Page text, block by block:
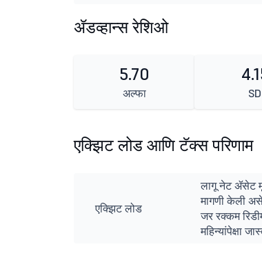
ॲडव्हान्स रेशिओ
5.70
अल्फा SD
एक्झिट लोड आणि टॅक्स परिणाम
एक्झिट लोड
लागू नेट ॲसेट
मागणी केली
जर रक्कम
महिन्यांपेक्षा